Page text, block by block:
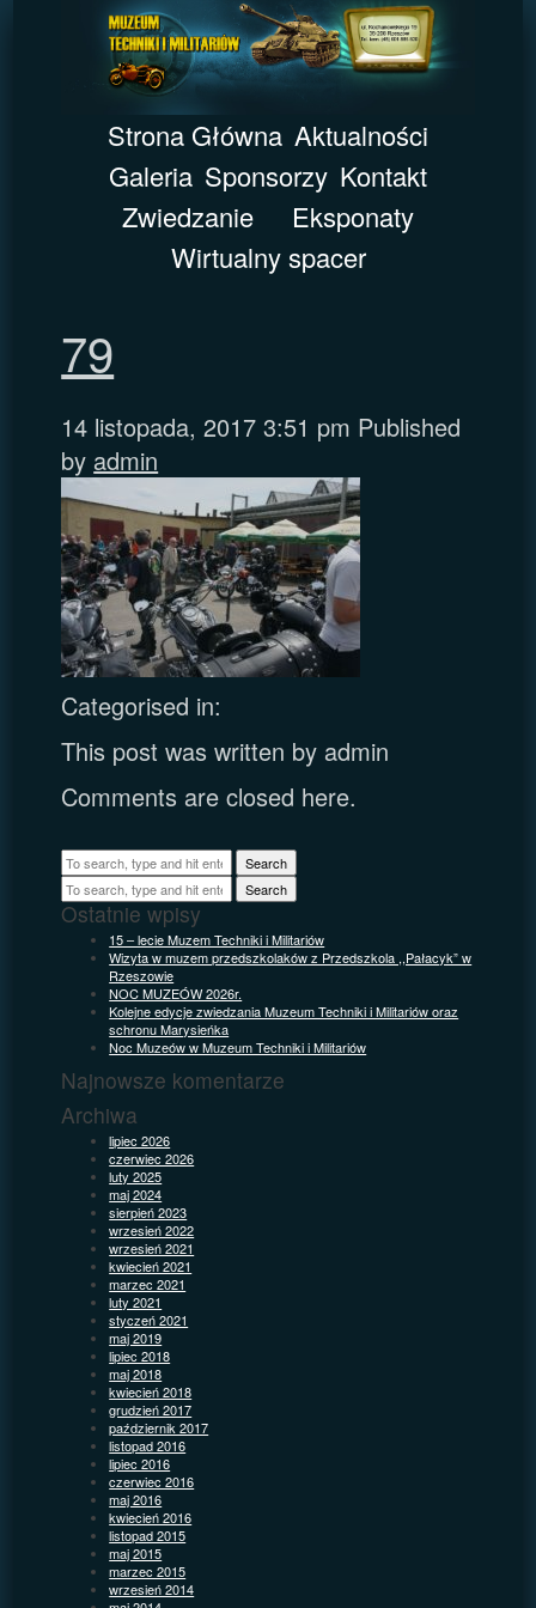
Strona Główna Aktualności
Galeria Sponsorzy Kontakt
Zwiedzanie
Eksponaty
Wirtualny spacer
79
14 listopada, 2017 3:51 pm Published
by admin
Categorised in:
This post was written by admin
Comments are closed here.
Search
Search
Ostatnie wpisy
15 – lecie Muzem Techniki i Militariów
Wizyta w muzem przedszkolaków z Przedszkola ,,Pałacyk” w
Rzeszowie
NOC MUZEÓW 2026r.
Kolejne edycje zwiedzania Muzeum Techniki i Militariów oraz
schronu Marysieńka
Noc Muzeów w Muzeum Techniki i Militariów
Najnowsze komentarze
Archiwa
lipiec 2026
czerwiec 2026
luty 2025
maj 2024
sierpień 2023
wrzesień 2022
wrzesień 2021
kwiecień 2021
marzec 2021
luty 2021
styczeń 2021
maj 2019
lipiec 2018
maj 2018
kwiecień 2018
grudzień 2017
październik 2017
listopad 2016
lipiec 2016
czerwiec 2016
maj 2016
kwiecień 2016
listopad 2015
maj 2015
marzec 2015
wrzesień 2014